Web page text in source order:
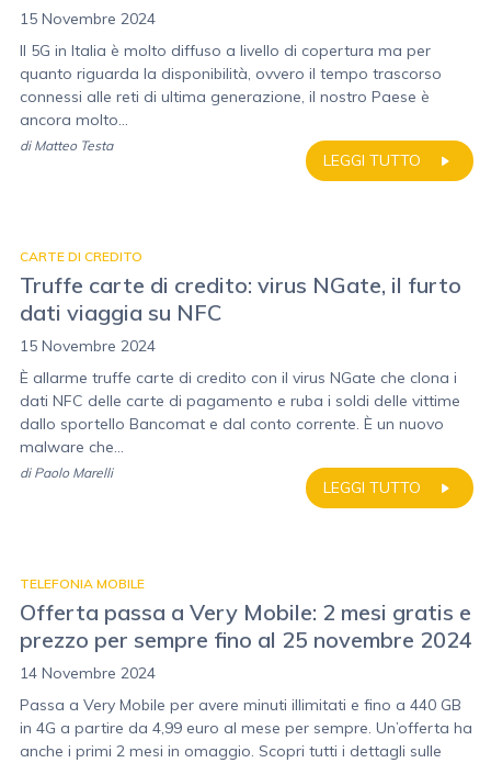
15 Novembre 2024
Il 5G in Italia è molto diffuso a livello di copertura ma per
quanto riguarda la disponibilità, ovvero il tempo trascorso
connessi alle reti di ultima generazione, il nostro Paese è
ancora molto...
LEGGI TUTTO
di Matteo Testa
CARTE DI CREDITO
Truffe carte di credito: virus NGate, il furto
dati viaggia su NFC
15 Novembre 2024
È allarme truffe carte di credito con il virus NGate che clona i
dati NFC delle carte di pagamento e ruba i soldi delle vittime
dallo sportello Bancomat e dal conto corrente. È un nuovo
malware che...
LEGGI TUTTO
di Paolo Marelli
TELEFONIA MOBILE
Offerta passa a Very Mobile: 2 mesi gratis e
prezzo per sempre fino al 25 novembre 2024
14 Novembre 2024
Passa a Very Mobile per avere minuti illimitati e fino a 440 GB
in 4G a partire da 4,99 euro al mese per sempre. Un’offerta ha
anche i primi 2 mesi in omaggio. Scopri tutti i dettagli sulle